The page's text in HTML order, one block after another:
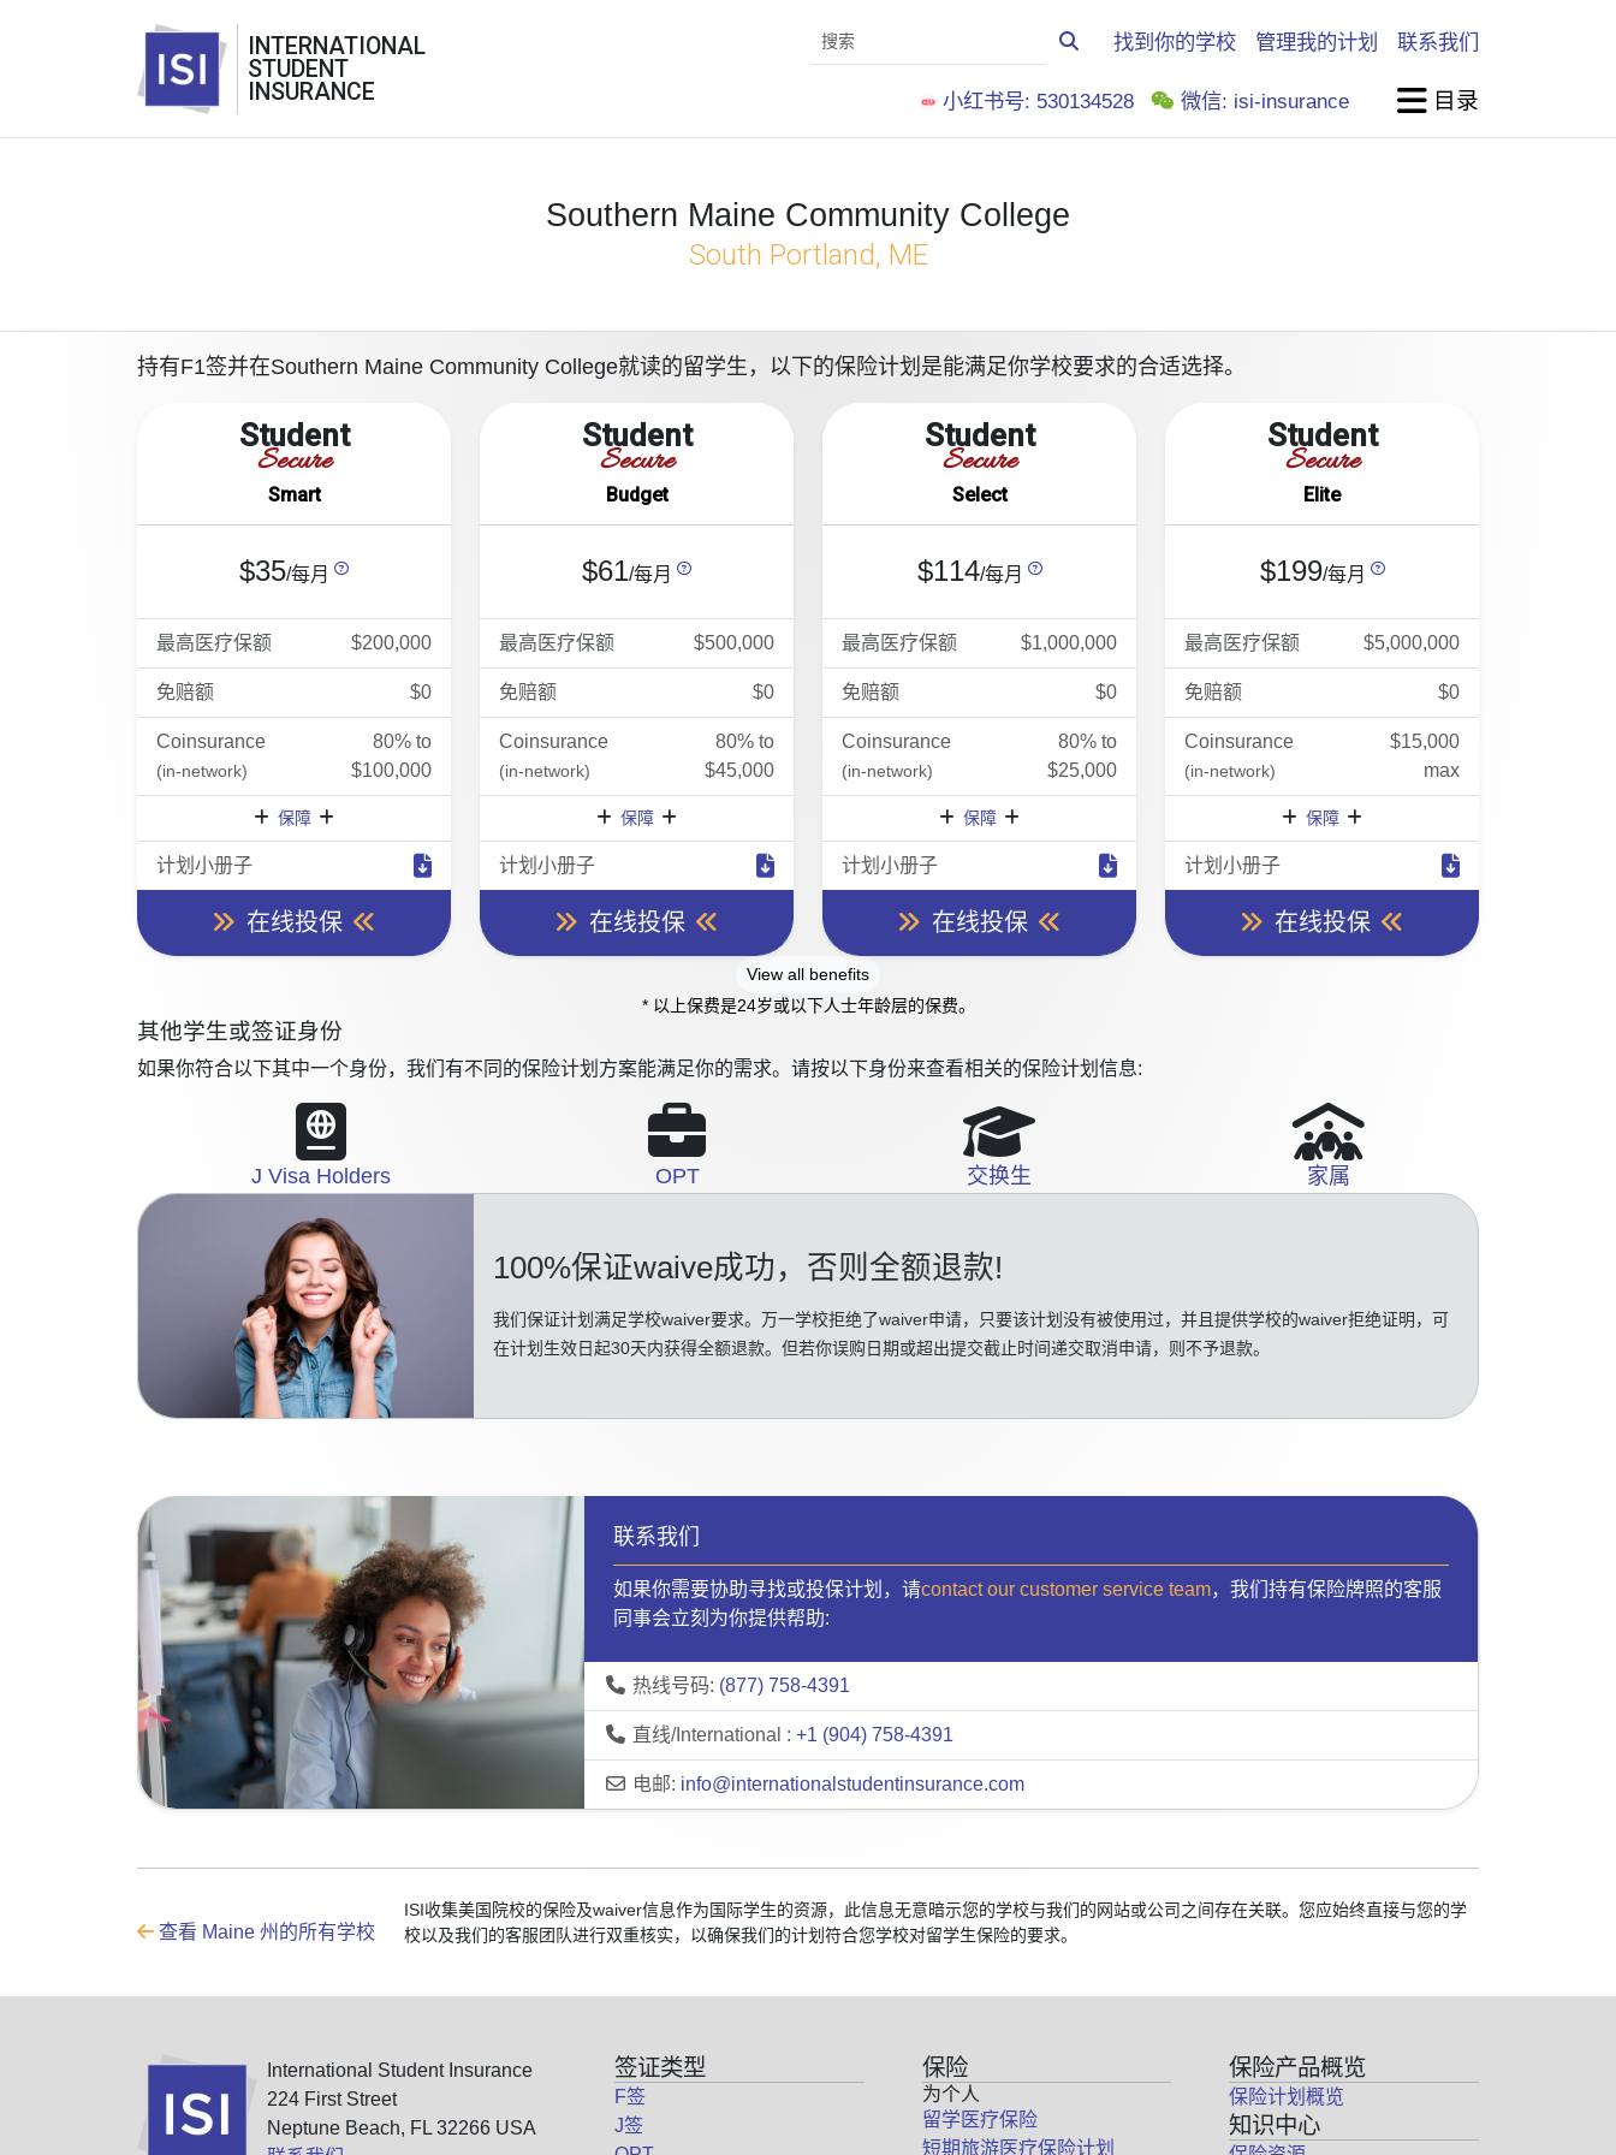
INTERNATIONAL
STUDENT
INSURANCE
找到你的学校 管理我的计划 联系我们
小红书号: 530134528 微信: isi-insurance 目录
Southern Maine Community College
South Portland, ME
持有F1签并在Southern Maine Community College就读的留学生，以下的保险计划是能满足你学校要求的合适选择。
Student
Secure
Smart
$35/每月
最高医疗保额 $200,000
免赔额 $0
Coinsurance
(in-network)
80% to
$100,000
保障
计划小册子
在线投保
Student
Secure
Budget
$61/每月
最高医疗保额 $500,000
免赔额 $0
Coinsurance
(in-network)
80% to
$45,000
保障
计划小册子
在线投保
Student
Secure
Select
$114/每月
最高医疗保额 $1,000,000
免赔额 $0
Coinsurance
(in-network)
80% to
$25,000
保障
计划小册子
在线投保
Student
Secure
Elite
$199/每月
最高医疗保额 $5,000,000
免赔额 $0
Coinsurance
(in-network)
$15,000
max
保障
计划小册子
在线投保
View all benefits
* 以上保费是24岁或以下人士年龄层的保费。
其他学生或签证身份
如果你符合以下其中一个身份，我们有不同的保险计划方案能满足你的需求。请按以下身份来查看相关的保险计划信息:
J Visa Holders OPT 交换生 家属
100%保证waive成功 ，否则全额退款!
我们保证计划满足学校waiver要求。万一学校拒绝了waiver申请，只要该计划没有被使用过，并且提供学校的waiver拒绝证明，可
在计划生效日起30天内获得全额退款。但若你误购日期或超出提交截止时间递交取消申请，则不予退款。
联系我们
如果你需要协助寻找或投保计划，请contact our customer service team，我们持有保险牌照的客服
同事会立刻为你提供帮助:
热线号码: (877) 758-4391
直线/International : +1 (904) 758-4391
电邮: info@internationalstudentinsurance.com
查看 Maine 州的所有学校
ISI收集美国院校的保险及waiver信息作为国际学生的资源，此信息无意暗示您的学校与我们的网站或公司之间存在关联。您应始终直接与您的学
校以及我们的客服团队进行双重核实，以确保我们的计划符合您学校对留学生保险的要求。
International Student Insurance
224 First Street
Neptune Beach, FL 32266 USA
签证类型
F签
J签
保险
为个人
留学医疗保险
短期旅游医疗保险计划
保险产品概览
保险计划概览
知识中心